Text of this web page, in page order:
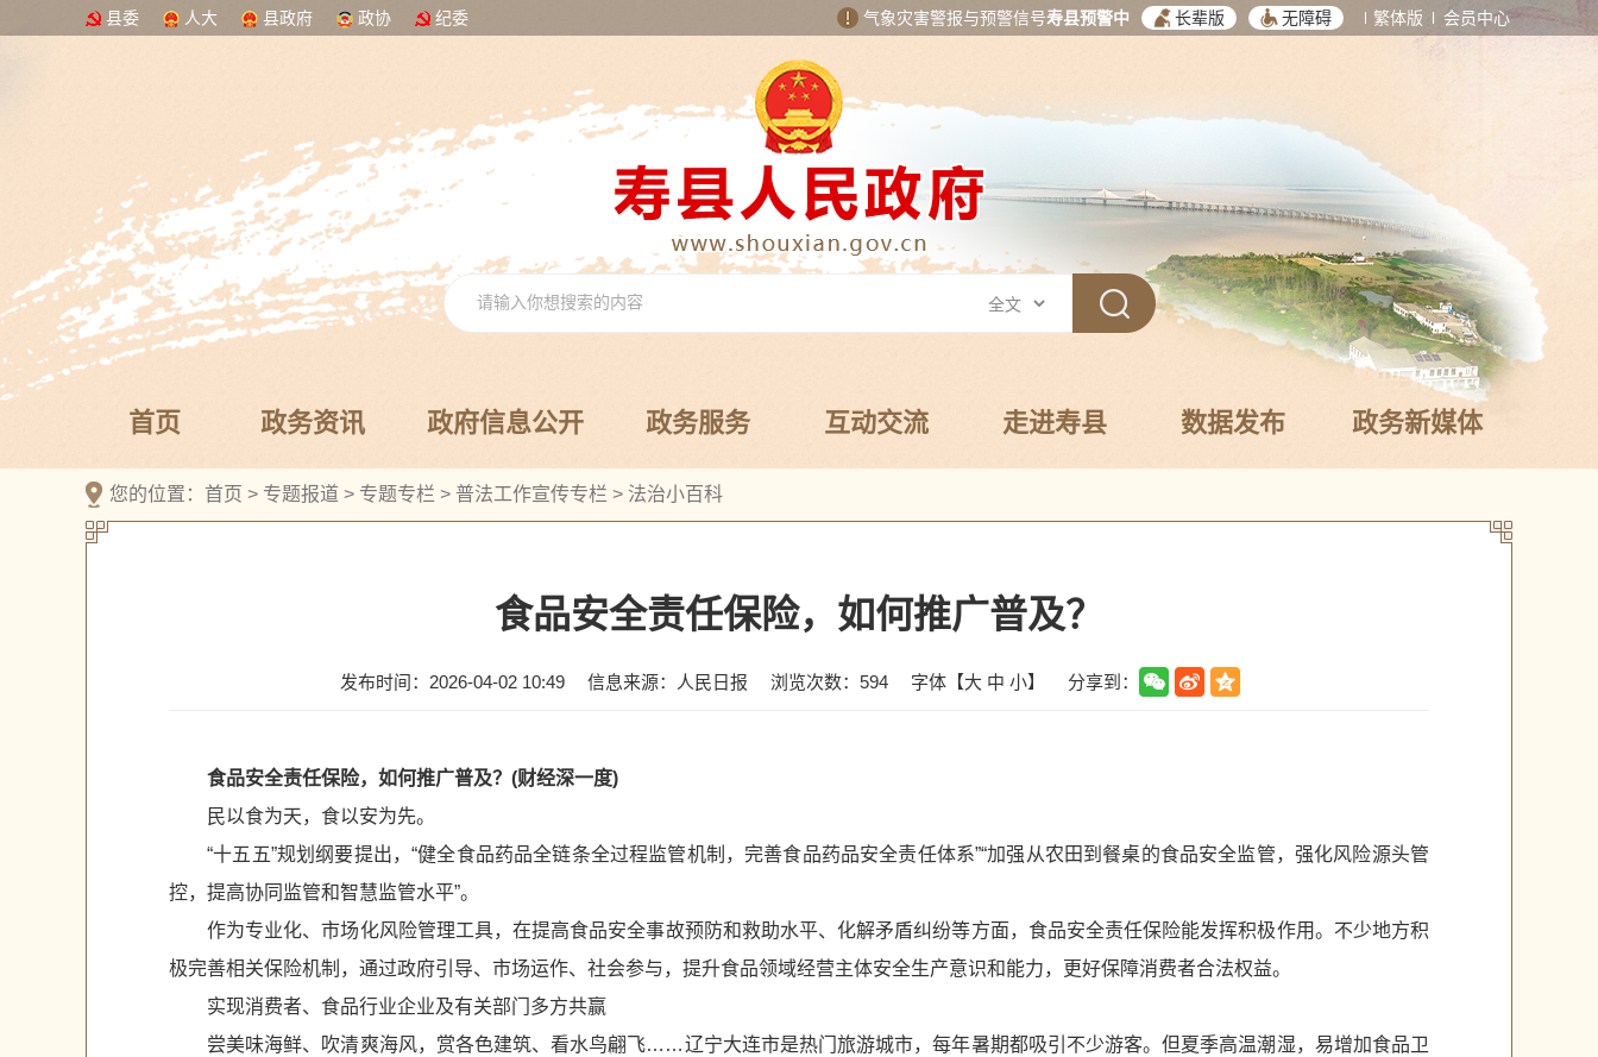
县委 人大 县政府 政协 纪委 气象灾害警报与预警信号寿县预警中 长辈版 无障碍 繁体版 会员中心
首页 政务资讯 政府信息公开 政务服务 互动交流 走进寿县 数据发布 政务新媒体
您的位置： 首页 > 专题报道 > 专题专栏 > 普法工作宣传专栏 > 法治小百科
食品安全责任保险，如何推广普及？
发布时间：2026-04-02 10:49 信息来源：人民日报 浏览次数： 594 字体【大 中 小】 分享到：
食品安全责任保险，如何推广普及？(财经深一度)
民以食为天，食以安为先。
“十五五”规划纲要提出，“健全食品药品全链条全过程监管机制，完善食品药品安全责任体系”“加强从农田到餐桌的食品安全监管，强化风险源头管
控，提高协同监管和智慧监管水平”。
作为专业化、市场化风险管理工具，在提高食品安全事故预防和救助水平、化解矛盾纠纷等方面，食品安全责任保险能发挥积极作用。不少地方积
极完善相关保险机制，通过政府引导、市场运作、社会参与，提升食品领域经营主体安全生产意识和能力，更好保障消费者合法权益。
实现消费者、食品行业企业及有关部门多方共赢
尝美味海鲜、吹清爽海风，赏各色建筑、看水鸟翩飞……辽宁大连市是热门旅游城市，每年暑期都吸引不少游客。但夏季高温潮湿，易增加食品卫